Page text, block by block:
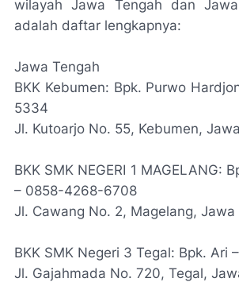
wilayah Jawa Tengah dan
adalah daftar lengkapnya:
Jawa Tengah
BKK Kebumen: Bpk. Purwo
5334
Jl. Kutoarjo No. 55, Kebumen,
BKK SMK NEGERI 1 MAGELANG:
– 0858-4268-6708
Jl. Cawang No. 2, Magelang, Jawa
BKK SMK Negeri 3 Tegal: Bpk. Ari
Jl. Gajahmada No. 720, Tegal,